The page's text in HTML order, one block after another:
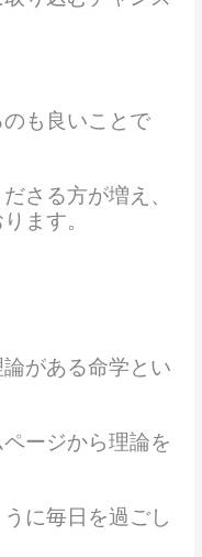
も良いことで
さる方が増え、
ます。
がある命学とい
ージから理論を
に毎日を過ごし